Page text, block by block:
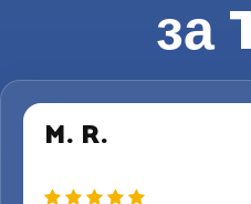
за
M. R.